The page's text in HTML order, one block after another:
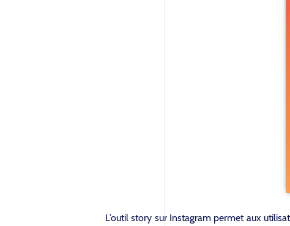
L’outil story sur Instagram permet aux